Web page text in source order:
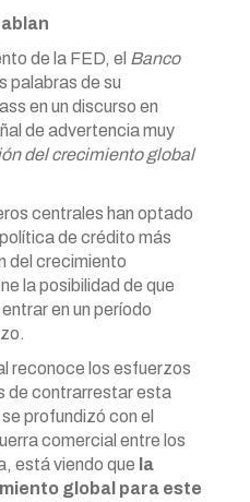
de la FED, el Banco
palabras de su
en un discurso en
de advertencia muy
del crecimiento global
centrales han optado
de crédito más
del crecimiento
la posibilidad de que
en un período
reconoce los esfuerzos
de contrarrestar esta
profundizó con el
comercial entre los
está viendo que la
global para este